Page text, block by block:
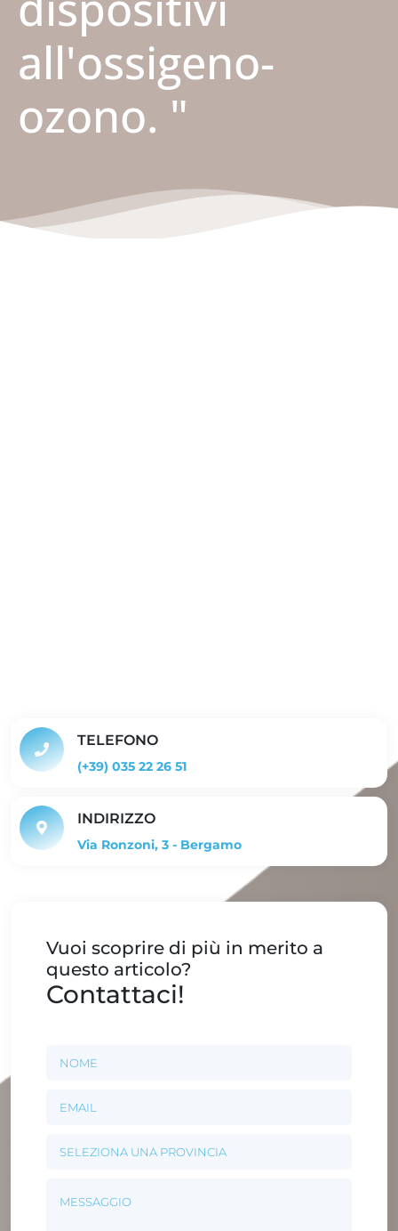
all'ossigeno-
ozono. "
TELEFONO
(+39) 035 22 26 51
INDIRIZZO
Via Ronzoni, 3 - Bergamo
Vuoi scoprire di più in merito a
questo articolo?
Contattaci!